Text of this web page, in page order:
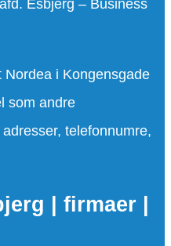
Esbjerg – Business
i Kongensgade
som andre
telefonnumre,
| firmaer |